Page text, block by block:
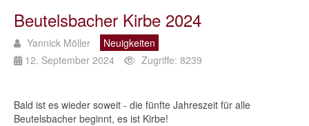
Beutelsbacher Kirbe 2024
Yannick Möller
Neuigkeiten
12. September 2024
Zugriffe: 8239
Bald ist es wieder soweit - die fünfte Jahreszeit für alle
Beutelsbacher beginnt, es ist Kirbe!